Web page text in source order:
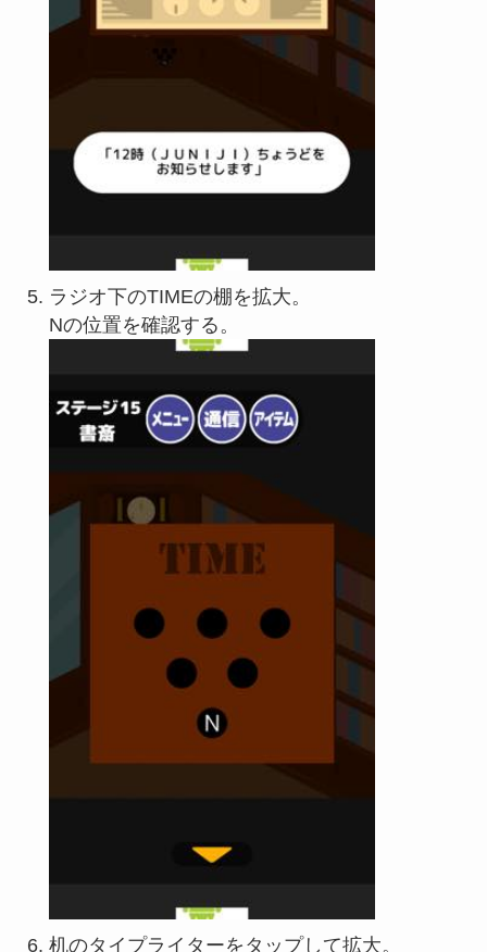
ラジオ下のTIMEの棚を拡大。
Nの位置を確認する。
机のタイプライターをタップして拡大。